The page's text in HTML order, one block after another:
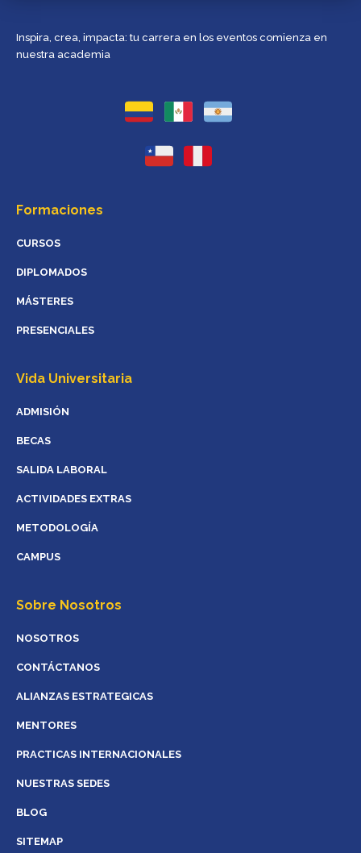
Inspira, crea, impacta: tu carrera en los eventos comienza en
nuestra academia
Formaciones
CURSOS
DIPLOMADOS
MÁSTERES
PRESENCIALES
Vida Universitaria
ADMISIÓN
BECAS
SALIDA LABORAL
ACTIVIDADES EXTRAS
METODOLOGÍA
CAMPUS
Sobre Nosotros
NOSOTROS
CONTÁCTANOS
ALIANZAS ESTRATEGICAS
MENTORES
PRACTICAS INTERNACIONALES
NUESTRAS SEDES
BLOG
SITEMAP